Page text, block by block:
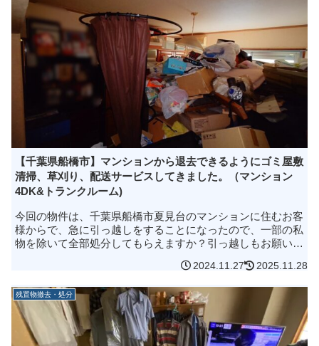
【千葉県船橋市】マンションから退去できるようにゴミ屋敷
清掃、草刈り、配送サービスしてきました。（マンション
4DK&トランクルーム)
今回の物件は、千葉県船橋市夏見台のマンションに住むお客
様からで、急に引っ越しをすることになったので、一部の私
物を除いて全部処分してもらえますか？引っ越しもお願いし
2024.11.27 2025.11.28
残置物撤去・処分